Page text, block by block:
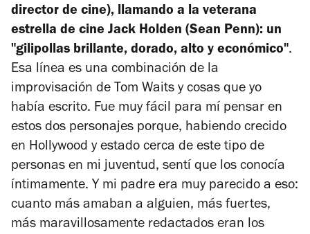
director de cine), llamando a la veterana
estrella de cine Jack Holden (Sean Penn): un
"gilipollas brillante, dorado, alto y económico".
Esa línea es una combinación de la
improvisación de Tom Waits y cosas que yo
había escrito. Fue muy fácil para mí pensar en
estos dos personajes porque, habiendo crecido
en Hollywood y estado cerca de este tipo de
personas en mi juventud, sentí que los conocía
íntimamente. Y mi padre era muy parecido a eso:
cuanto más amaban a alguien, más fuertes,
más maravillosamente redactados eran los